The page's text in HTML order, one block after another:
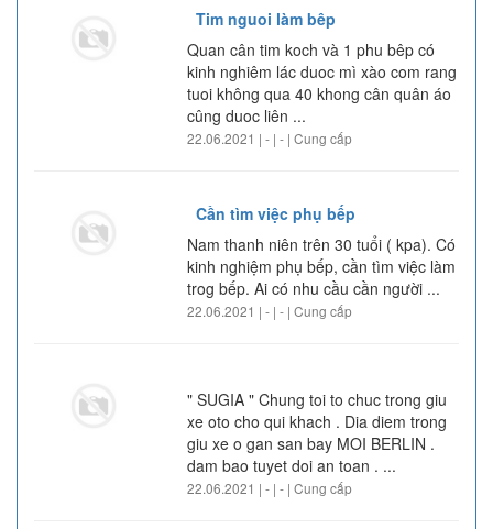
Tim nguoi làm bêp
Quan cân tim koch và 1 phu bêp có
kinh nghiêm lác duoc mì xào com rang
tuoi không qua 40 khong cân quân áo
cûng duoc liên ...
22.06.2021 | - | - | Cung cấp
Cần tìm việc phụ bếp
Nam thanh niên trên 30 tuổi ( kpa). Có
kinh nghiệm phụ bếp, cần tìm việc làm
trog bếp. Ai có nhu cầu cần người ...
22.06.2021 | - | - | Cung cấp
" SUGIA " Chung toi to chuc trong giu
xe oto cho qui khach . Dia diem trong
giu xe o gan san bay MOI BERLIN .
dam bao tuyet doi an toan . ...
22.06.2021 | - | - | Cung cấp